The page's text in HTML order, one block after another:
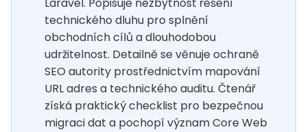
Laravel. Popisuje nezbytnost řešení
technického dluhu pro splnění
obchodních cílů a dlouhodobou
udržitelnost. Detailně se věnuje ochraně
SEO autority prostřednictvím mapování
URL adres a technického auditu. Čtenář
získá praktický checklist pro bezpečnou
migraci dat a pochopí význam Core Web